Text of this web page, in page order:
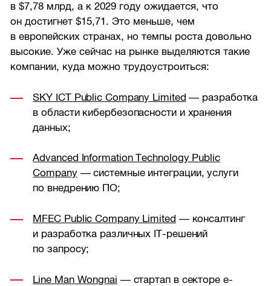
в $7,78 млрд, а к 2029 году ожидается, что
он достигнет $15,71. Это меньше, чем
в европейских странах, но темпы роста довольно
высокие. Уже сейчас на рынке выделяются такие
компании, куда можно трудоустроиться:
SKY ICT Public Company Limited — разработка
в области кибербезопасности и хранения
данных;
Advanced Information Technology Public
Company— системные интеграции, услуги
по внедрению ПО;
MFEC Public Company Limited — консалтинг
и разработка различных IT-решений
по запросу;
Line Man Wongnai — стартап в секторе e-